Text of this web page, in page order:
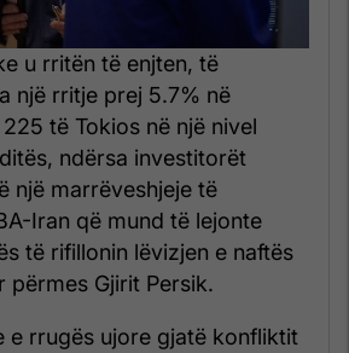
u rritën të enjten, të
një rritje prej 5.7% në
të Tokios në një nivel
ndërsa investitorët
një marrëveshjeje të
Iran që mund të lejonte
të rifillonin lëvizjen e naftës
përmes Gjirit Persik.
e rrugës ujore gjatë konfliktit